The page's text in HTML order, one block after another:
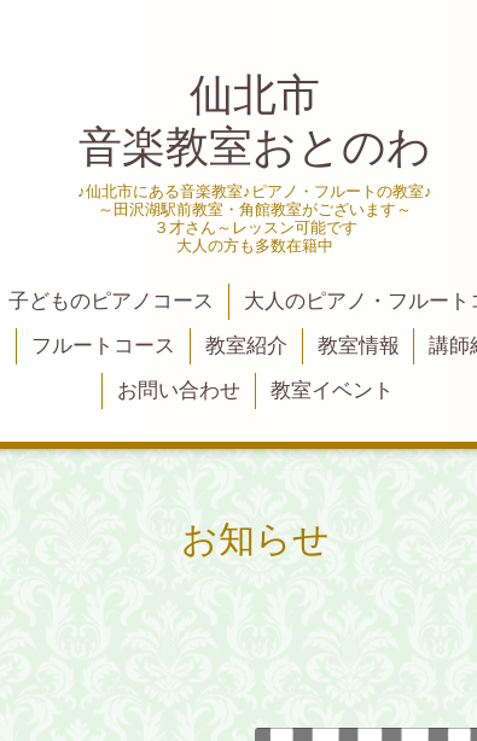
仙北市
音楽教室おとのわ
♪仙北市にある音楽教室♪ピアノ・フルートの教室♪
～田沢湖駅前教室・角館教室がございます～
３才さん～レッスン可能です
大人の方も多数在籍中
子どものピアノコース 大人のピアノ・フルート
フルートコース 教室紹介 教室情報 講師
お問い合わせ
教室イベント
お知らせ